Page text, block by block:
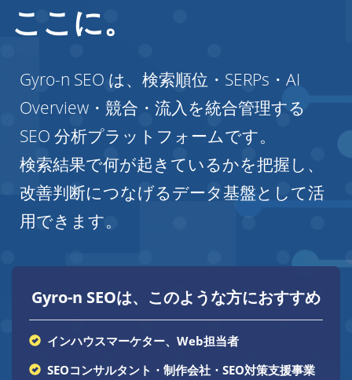
ここに。
Gyro-n SEO は、検索順位・SERPs・AI
Overview・競合・流入を統合管理する
SEO 分析プラットフォームです。
検索結果で何が起きているかを把握し、
改善判断につなげるデータ基盤として活
用できます。
Gyro-n SEOは、このような方におすすめ
インハウスマーケター、Web担当者
SEOコンサルタント・制作会社・SEO対策支援事業